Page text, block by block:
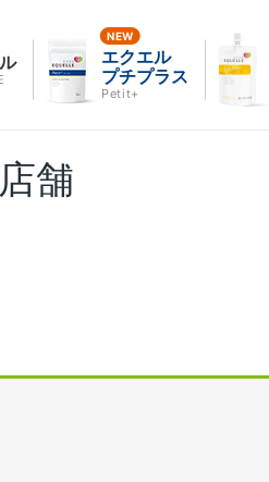
エクエル
プチプラス
Petit+
舗